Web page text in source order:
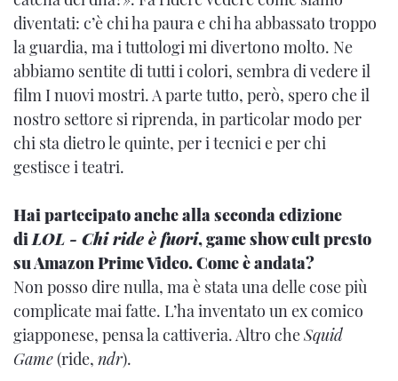
diventati: c’è chi ha paura e chi ha abbassato troppo
la guardia, ma i tuttologi mi divertono molto. Ne
abbiamo sentite di tutti i colori, sembra di vedere il
film I nuovi mostri. A parte tutto, però, spero che il
nostro settore si riprenda, in particolar modo per
chi sta dietro le quinte, per i tecnici e per chi
gestisce i teatri.
Hai partecipato anche alla seconda edizione
di LOL - Chi ride è fuori, game show cult presto
su Amazon Prime Video. Come è andata?
Non posso dire nulla, ma è stata una delle cose più
complicate mai fatte. L’ha inventato un ex comico
giapponese, pensa la cattiveria. Altro cheSquid
Game(ride, ndr).